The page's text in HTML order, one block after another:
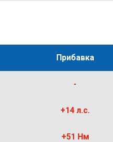
Прибавка
-
+14 л.с.
+51 Нм